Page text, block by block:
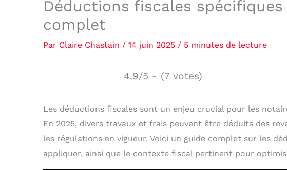
Déductions fiscales
complet
Par Claire Chastain / 14 juin 2025 / 5 minutes de lecture
4.9/5 - (7 votes)
Les déductions fiscales sont un enjeu crucial pour les
En 2025, divers travaux et frais peuvent être déduits des
les régulations en vigueur. Voici un guide complet sur les
appliquer, ainsi que le contexte fiscal pertinent pour